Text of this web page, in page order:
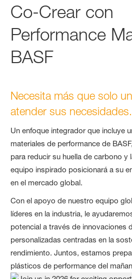
Co-Crear con
Performance
BASF
Necesita más que solo
atender sus necesidades.
Un enfoque integrador que incluye
materiales de performance de
para reducir su huella de carbono y
equipo inspirado posicionará a su
en el mercado global.
Con el apoyo de nuestro equipo
líderes en la industria, le
potencial a través de innovaciones
personalizadas centradas en la
rendimiento. Juntos, estamos
plásticos de performance del